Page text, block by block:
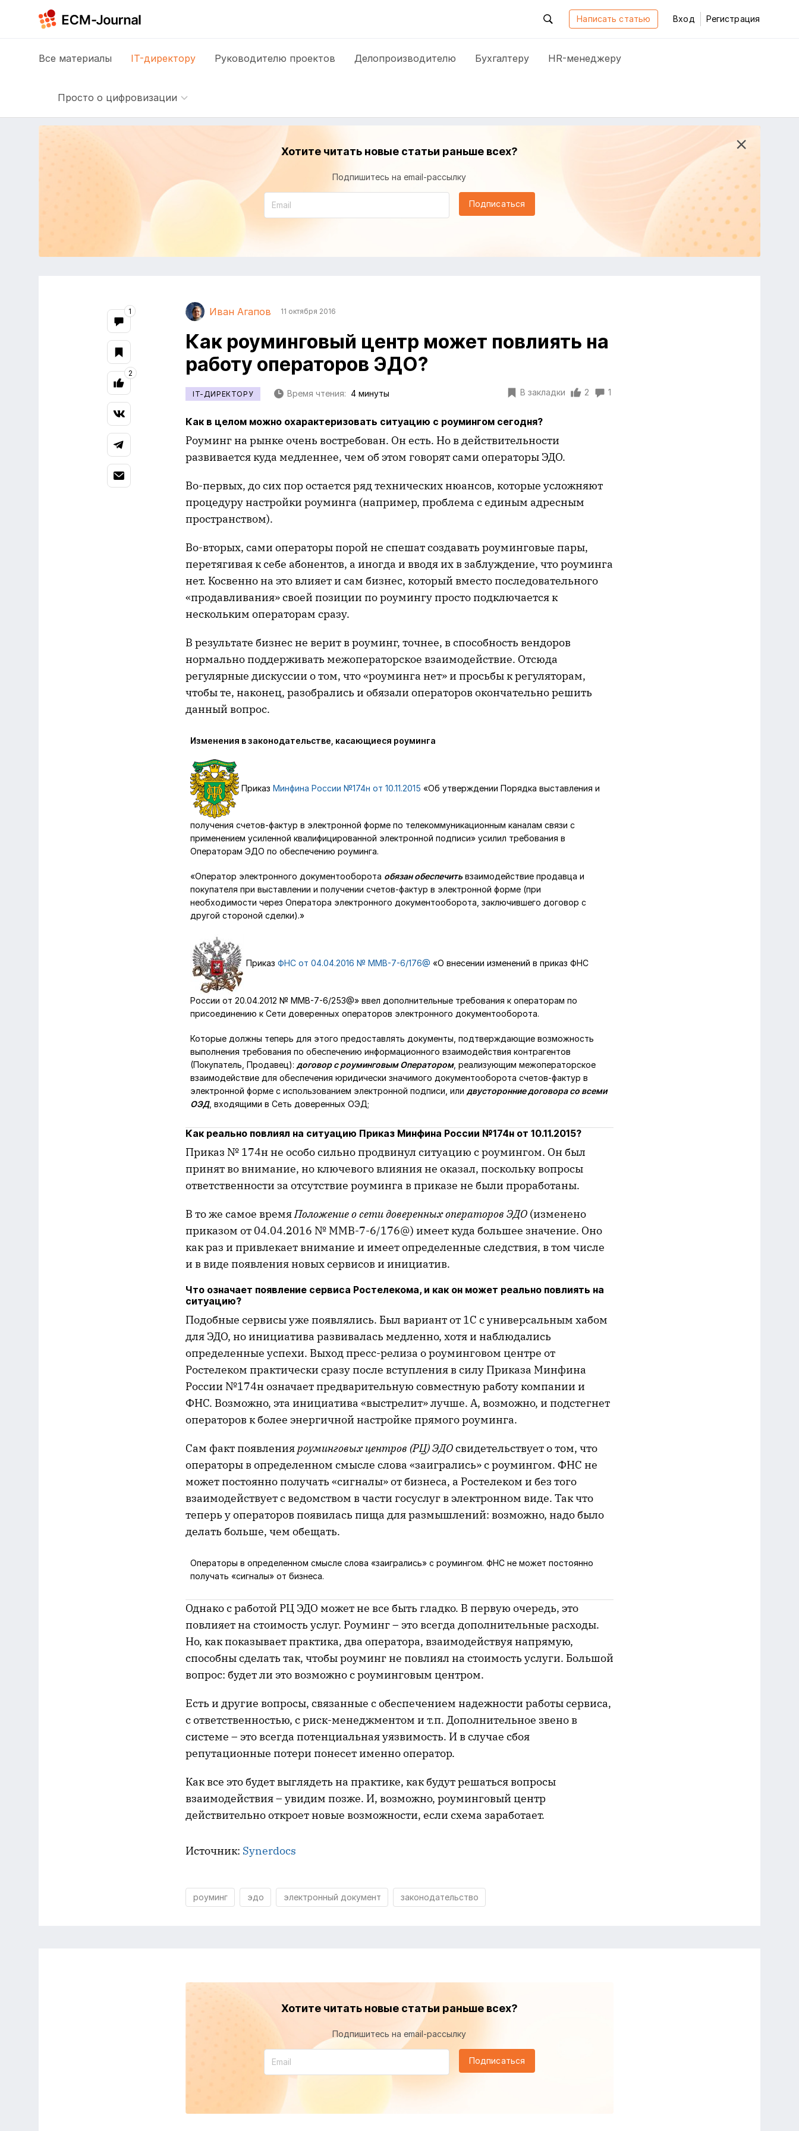
Написать статью Вход Регистрация
Все материалы IT-директору Руководителю проектов Делопроизводителю Бухгалтеру HR-менеджеру
Просто о цифровизации
Хотите читать новые статьи раньше всех?
Подпишитесь на email-рассылку
Подписаться
Иван Агапов 11 октября 2016
Как роуминговый центр может повлиять на
работу операторов ЭДО?
IT-ДИРЕКТОРУ Время чтения: 4 минуты В закладки 2 1
Как в целом можно охарактеризовать ситуацию с роумингом сегодня?
Роуминг на рынке очень востребован. Он есть. Но в действительности
развивается куда медленнее, чем об этом говорят сами операторы ЭДО.
Во-первых, до сих пор остается ряд технических нюансов, которые усложняют
процедуру настройки роуминга (например, проблема с единым адресным
пространством).
Во-вторых, сами операторы порой не спешат создавать роуминговые пары,
перетягивая к себе абонентов, а иногда и вводя их в заблуждение, что роуминга
нет. Косвенно на это влияет и сам бизнес, который вместо последовательного
«продавливания» своей позиции по роумингу просто подключается к
нескольким операторам сразу.
В результате бизнес не верит в роуминг, точнее, в способность вендоров
нормально поддерживать межоператорское взаимодействие. Отсюда
регулярные дискуссии о том, что «роуминга нет» и просьбы к регуляторам,
чтобы те, наконец, разобрались и обязали операторов окончательно решить
данный вопрос.
Изменения в законодательстве, касающиеся роуминга
Приказ Минфина России №174н от 10.11.2015 «Об утверждении Порядка выставления и
получения счетов-фактур в электронной форме по телекоммуникационным каналам связи с
применением усиленной квалифицированной электронной подписи» усилил требования в
Операторам ЭДО по обеспечению роуминга.
«Оператор электронного документооборота обязан обеспечитьвзаимодействие продавца и
покупателя при выставлении и получении счетов-фактур в электронной форме (при
необходимости через Оператора электронного документооборота, заключившего договор с
другой стороной сделки).»
Приказ ФНС от 04.04.2016 № ММВ-7-6/176@ «О внесении изменений в приказ ФНС
России от 20.04.2012 № ММВ-7-6/253@» ввел дополнительные требования к операторам по
присоединению к Сети доверенных операторов электронного документооборота.
Которые должны теперь для этого предоставлять документы, подтверждающие возможность
выполнения требования по обеспечению информационного взаимодействия контрагентов
(Покупатель, Продавец): договор с роуминговым Оператором, реализующим межоператорское
взаимодействие для обеспечения юридически значимого документооборота счетов-фактур в
электронной форме с использованием электронной подписи, или двусторонние договора со всеми
ОЭД, входящими в Сеть доверенных ОЭД;
Как реально повлиял на ситуацию Приказ Минфина России №174н от 10.11.2015?
Приказ № 174н не особо сильно продвинул ситуацию с роумингом. Он был
принят во внимание, но ключевого влияния не оказал, поскольку вопросы
ответственности за отсутствие роуминга в приказе не были проработаны.
В то же самое времяПоложение о сети доверенных операторов ЭДО (изменено
приказом от 04.04.2016 № ММВ-7-6/176@) имеет куда большее значение. Оно
как раз и привлекает внимание и имеет определенные следствия, в том числе
и в виде появления новых сервисов и инициатив.
Что означает появление сервиса Ростелекома, и как он может реально повлиять на
ситуацию?
Подобные сервисы уже появлялись. Был вариант от 1С с универсальным хабом
для ЭДО, но инициатива развивалась медленно, хотя и наблюдались
определенные успехи. Выход пресс-релиза о роуминговом центре от
Ростелеком практически сразу после вступления в силу Приказа Минфина
России №174н означает предварительную совместную работу компании и
ФНС. Возможно, эта инициатива «выстрелит» лучше. А, возможно, и подстегнет
операторов к более энергичной настройке прямого роуминга.
Сам факт появленияроуминговых центров (РЦ) ЭДОсвидетельствует о том, что
операторы в определенном смысле слова «заигрались» с роумингом. ФНС не
может постоянно получать «сигналы» от бизнеса, а Ростелеком и без того
взаимодействует с ведомством в части госуслуг в электронном виде. Так что
теперь у операторов появилась пища для размышлений: возможно, надо было
делать больше, чем обещать.
Операторы в определенном смысле слова «заигрались» с роумингом. ФНС не может постоянно
получать «сигналы» от бизнеса.
Однако с работой РЦ ЭДО может не все быть гладко. В первую очередь, это
повлияет на стоимость услуг. Роуминг – это всегда дополнительные расходы.
Но, как показывает практика, два оператора, взаимодействуя напрямую,
способны сделать так, чтобы роуминг не повлиял на стоимость услуги. Большой
вопрос: будет ли это возможно с роуминговым центром.
Есть и другие вопросы, связанные с обеспечением надежности работы сервиса,
с ответственностью, с риск-менеджментом и т.п. Дополнительное звено в
системе – это всегда потенциальная уязвимость. И в случае сбоя
репутационные потери понесет именно оператор.
Как все это будет выглядеть на практике, как будут решаться вопросы
взаимодействия – увидим позже. И, возможно, роуминговый центр
действительно откроет новые возможности, если схема заработает.
Источник: Synerdocs
роуминг эдо электронный документ законодательство
1
2
Хотите читать новые статьи раньше всех?
Подпишитесь на email-рассылку
Подписаться